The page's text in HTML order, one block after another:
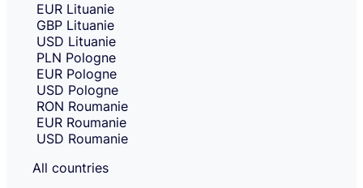
or
currency
you
want
to
receive
money
in.
country
and
currency
selection
and
move
to
receiving
amount
entry.
EUR Lituanie
GBP Lituanie
USD Lituanie
PLN Pologne
EUR Pologne
USD Pologne
RON Roumanie
EUR Roumanie
USD Roumanie
All countries